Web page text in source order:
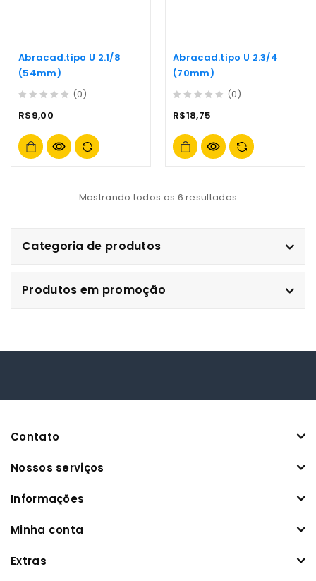
Abracad.tipo U 2.1/8
(54mm)
out
5
(0)
R$9,00
Abracad.tipo U 2.3/4
(70mm)
out
5
(0)
R$18,75
Mostrando todos os 6 resultados
Categoria de produtos
Produtos em promoção
Contato
Nossos serviços
Informações
Minha conta
Extras